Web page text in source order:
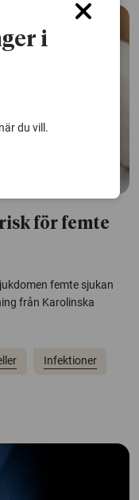
för femte
femte sjukan
från Karolinska
Infektioner
i
du vill.